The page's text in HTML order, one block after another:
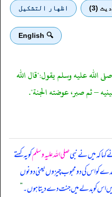
(3) اظهار التشكيل
🔍 English
صلى الله عليه وسلم يقول:"قال الله
– ثم صبر، عوضته الجنة".
کہ میں نے نبیصلی اللہ علیہ وسلمکو یہ کہتے
کو اس کی دو محبوب چیزوں یعنی دونوں
اس کو بدلے میں جنت دے دیتا ہوں۔“